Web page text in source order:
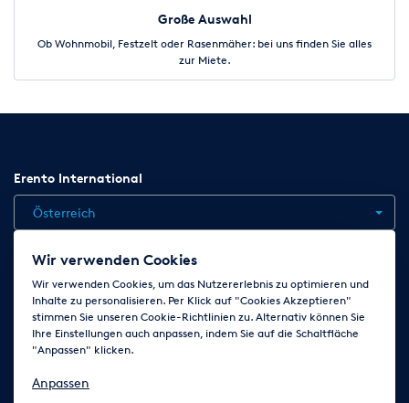
Große Auswahl
Ob Wohnmobil, Festzelt oder Rasenmäher: bei uns finden Sie alles
zur Miete.
Erento International
Österreich
AGB
Impressum Cookie-Einstellungen ändern
Wir verwenden Cookies
Wir verwenden Cookies, um das Nutzererlebnis zu optimieren und
Inhalte zu personalisieren. Per Klick auf "Cookies Akzeptieren"
stimmen Sie unseren Cookie-Richtlinien zu. Alternativ können Sie
Ihre Einstellungen auch anpassen, indem Sie auf die Schaltfläche
"Anpassen" klicken.
Anpassen